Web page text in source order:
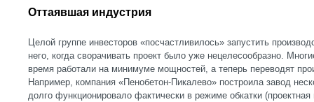
Оттаявшая индустрия
Целой группе инвесторов «посчастливилось» запустить
него, когда сворачивать проект было уже нецелесообразно.
время работали на минимуме мощностей, а теперь переводят
Например, компания «Пенобетон-Пикалево» построила завод
долго функционировало фактически в режиме обкатки